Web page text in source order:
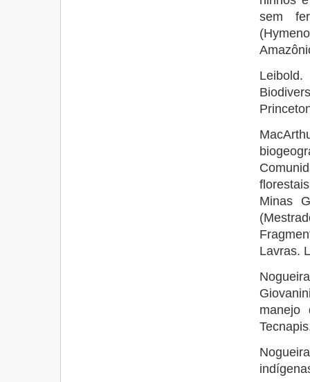
sem
Minas
Lavras.
manejo